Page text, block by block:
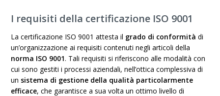
I requisiti della certificazione ISO 9001
La certificazione ISO 9001 attesta il grado di conformità di
un’organizzazione ai requisiti contenuti negli articoli della
norma ISO 9001. Tali requisiti si riferiscono alle modalità con
cui sono gestiti i processi aziendali, nell’ottica complessiva di
un sistema di gestione della qualità particolarmente
efficace, che garantisce a sua volta un ottimo livello di